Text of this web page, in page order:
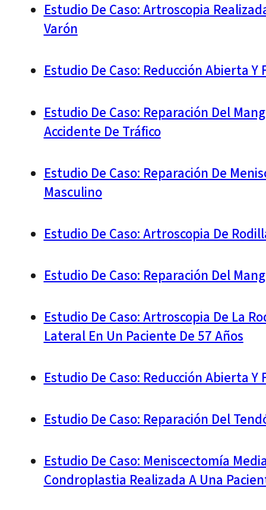
Estudio De Caso: Artroscopia
Varón
Estudio De Caso: Reducción Abierta
Estudio De Caso: Reparación Del
Accidente De Tráfico
Estudio De Caso: Reparación De
Masculino
Estudio De Caso: Artroscopia De
Estudio De Caso: Reparación Del
Estudio De Caso: Artroscopia De La
Lateral En Un Paciente De 57 Años
Estudio De Caso: Reducción Abierta
Estudio De Caso: Reparación Del
Estudio De Caso: Meniscectomía
Condroplastia Realizada A Una